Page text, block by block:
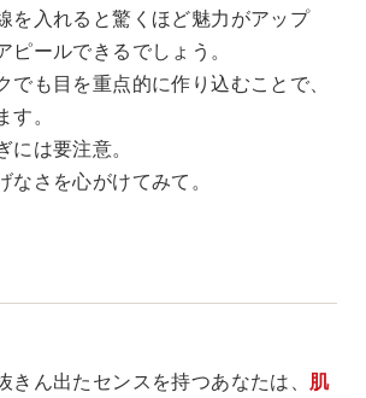
を入れると驚くほど魅力がアップ
ピールできるでしょう。
でも目を重点的に作り込むことで、
。
は要注意。
なさを心がけてみて。
きん出たセンスを持つあなたは、 肌